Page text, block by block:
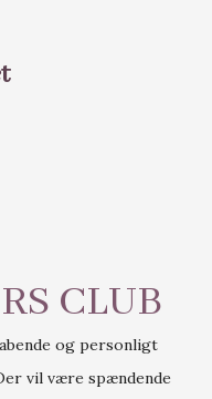
CLUB
og personligt
vil være spændende